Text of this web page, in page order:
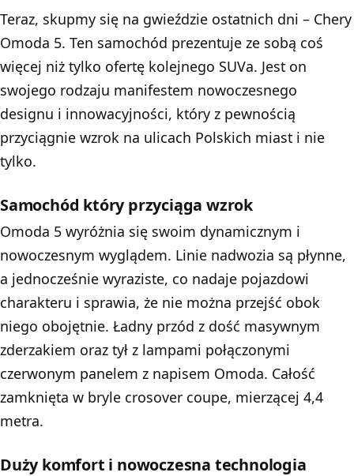
Teraz, skupmy się na gwieździe ostatnich dni – Chery
Omoda 5. Ten samochód prezentuje ze sobą coś
więcej niż tylko ofertę kolejnego SUVa. Jest on
swojego rodzaju manifestem nowoczesnego
designu i innowacyjności, który z pewnością
przyciągnie wzrok na ulicach Polskich miast i nie
tylko.
Samochód który przyciąga wzrok
Omoda 5 wyróżnia się swoim dynamicznym i
nowoczesnym wyglądem. Linie nadwozia są płynne,
a jednocześnie wyraziste, co nadaje pojazdowi
charakteru i sprawia, że nie można przejść obok
niego obojętnie. Ładny przód z dość masywnym
zderzakiem oraz tył z lampami połączonymi
czerwonym panelem z napisem Omoda. Całość
zamknięta w bryle crosover coupe, mierzącej 4,4
metra.
Duży komfort i nowoczesna technologia